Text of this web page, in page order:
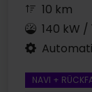
10 km
140 kW /
NAVI +